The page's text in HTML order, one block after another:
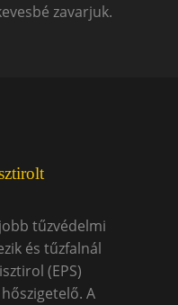
zavarjuk.
tűzvédelmi
és tűzfalnál
(EPS)
A